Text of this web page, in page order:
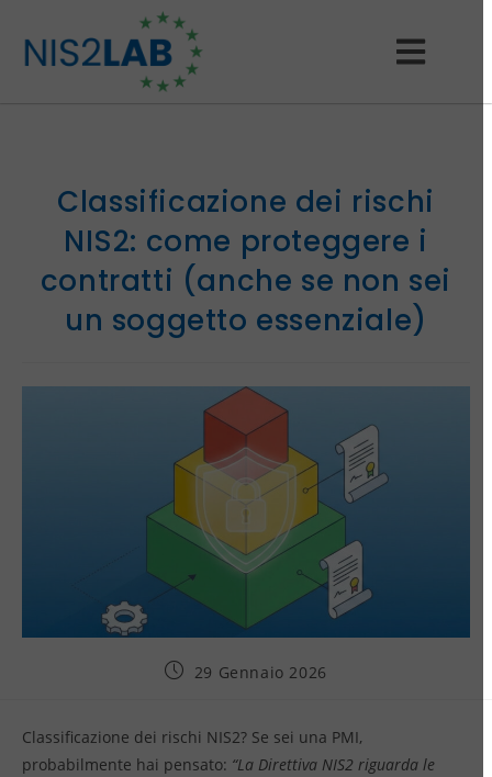
Classificazione dei rischi
NIS2: come proteggere i
contratti (anche se non sei
un soggetto essenziale)
29 Gennaio 2026
Classificazione dei rischi NIS2? Se sei una PMI,
probabilmente hai pensato: “La Direttiva NIS2 riguarda le